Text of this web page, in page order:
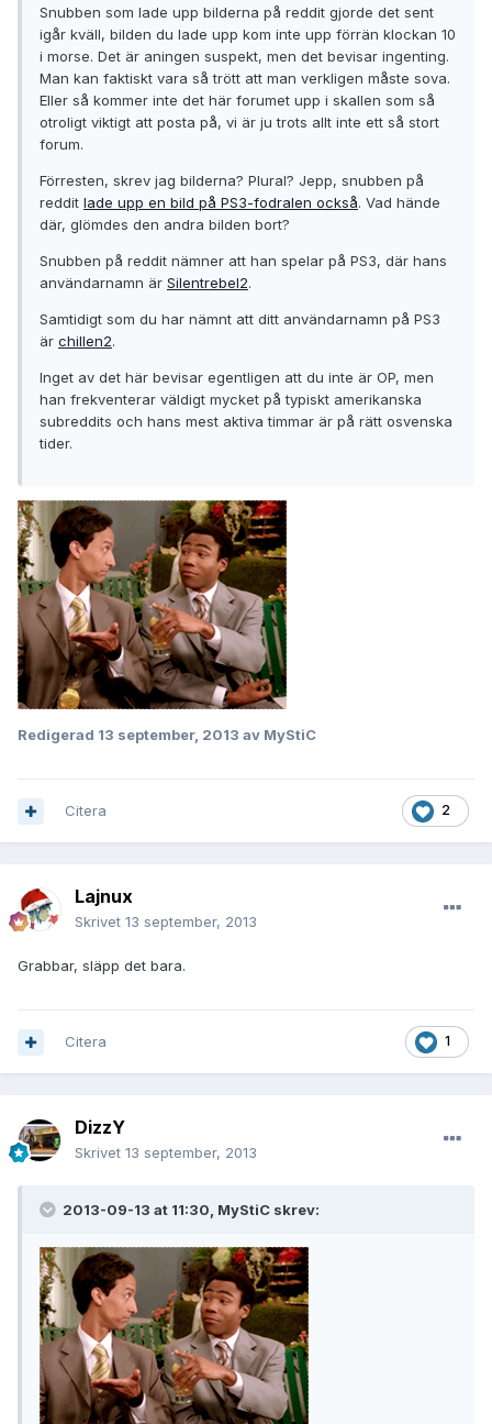
Snubben som lade upp bilderna på reddit gjorde det sent
igår kväll, bilden du lade upp kom inte upp förrän klockan 10
i morse. Det är aningen suspekt, men det bevisar ingenting.
Man kan faktiskt vara så trött att man verkligen måste sova.
Eller så kommer inte det här forumet upp i skallen som så
otroligt viktigt att posta på, vi är ju trots allt inte ett så stort
forum.
Förresten, skrev jag bilderna? Plural? Jepp, snubben på
reddit lade upp en bild på PS3-fodralen också. Vad hände
där, glömdes den andra bilden bort?
Snubben på reddit nämner att han spelar på PS3, där hans
användarnamn är Silentrebel2.
Samtidigt som du har nämnt att ditt användarnamn på PS3
är chillen2.
Inget av det här bevisar egentligen att du inte är OP, men
han frekventerar väldigt mycket på typiskt amerikanska
subreddits och hans mest aktiva timmar är på rätt osvenska
tider.
Redigerad 13 september, 2013 av MyStiC
2
Citera
Lajnux
Skrivet 13 september, 2013
Grabbar, släpp det bara.
1
Citera
DizzY
Skrivet 13 september, 2013
2013-09-13 at 11:30, MyStiC skrev: